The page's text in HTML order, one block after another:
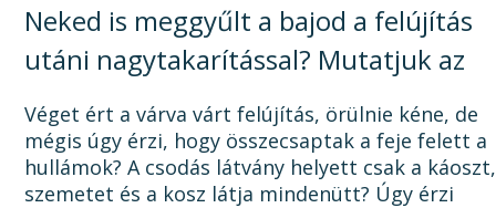
Neked is meggyűlt a bajod a felújítás
utáni nagytakarítással? Mutatjuk az
okát, és a megoldást!
Véget ért a várva várt felújítás, örülnie kéne, de
mégis úgy érzi, hogy összecsaptak a feje felett a
hullámok? A csodás látvány helyett csak a káoszt,
szemetet és a kosz látja mindenütt? Úgy érzi